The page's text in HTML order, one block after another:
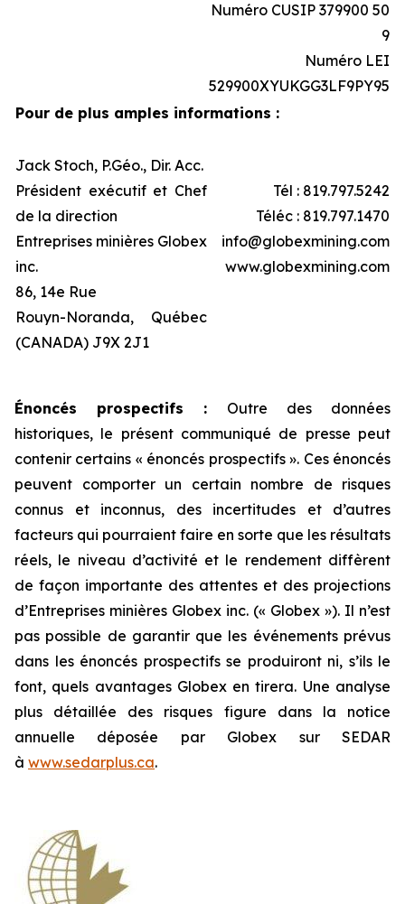
Numéro CUSIP 379900 50
9
Numéro LEI
529900XYUKGG3LF9PY95
Pour de plus amples informations :
Jack Stoch, P.Géo., Dir. Acc.
Président exécutif et Chef
de la direction
Entreprises minières Globex
inc.
86, 14e Rue
Rouyn-Noranda, Québec
(CANADA) J9X 2J1
Tél : 819.797.5242
Téléc : 819.797.1470
info@globexmining.com
www.globexmining.com
Énoncés prospectifs : Outre des données
historiques, le présent communiqué de presse peut
contenir certains « énoncés prospectifs ». Ces énoncés
peuvent comporter un certain nombre de risques
connus et inconnus, des incertitudes et d’autres
facteurs qui pourraient faire en sorte que les résultats
réels, le niveau d’activité et le rendement diffèrent
de façon importante des attentes et des projections
d’Entreprises minières Globex inc. (« Globex »). Il n’est
pas possible de garantir que les événements prévus
dans les énoncés prospectifs se produiront ni, s’ils le
font, quels avantages Globex en tirera. Une analyse
plus détaillée des risques figure dans la notice
annuelle déposée par Globex sur SEDAR
à www.sedarplus.ca.